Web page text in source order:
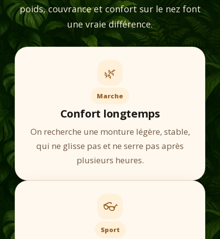
poids, couvrance et confort sur le nez font
une vraie différence.
🌿
Marche
Confort longtemps
On recherche une monture légère, stable,
qui ne glisse pas et ne serre pas après
plusieurs heures.
👓
Sport